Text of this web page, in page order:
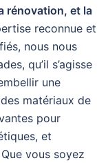
rénovation, et la
reconnue et
nous nous
qu’il s’agisse
une
matériaux de
pour
et
vous soyez